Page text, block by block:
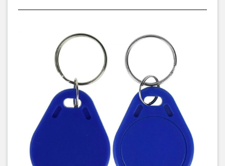
(13.56Mhz) / RFID ID Card (125kHz).